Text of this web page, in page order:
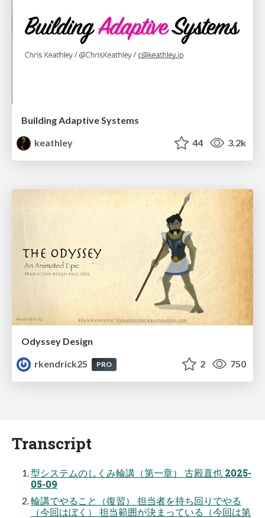
Building Adaptive Systems
keathley
44 3.2k
Odyssey Design
rkendrick25
PRO 2 750
Transcript
型システムのしくみ輪講（第一章） 古殿直也 2025-
05-09
輪講でやること（復習） 担当者を持ち回りでやる
（今回はぼく） 担当範囲が決まっている（今回は第